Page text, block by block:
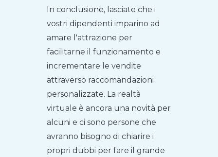
In conclusione, lasciate che i
vostri dipendenti imparino ad
amare l'attrazione per
facilitarne il funzionamento e
incrementare le vendite
attraverso raccomandazioni
personalizzate. La realtà
virtuale è ancora una novità per
alcuni e ci sono persone che
avranno bisogno di chiarire i
propri dubbi per fare il grande